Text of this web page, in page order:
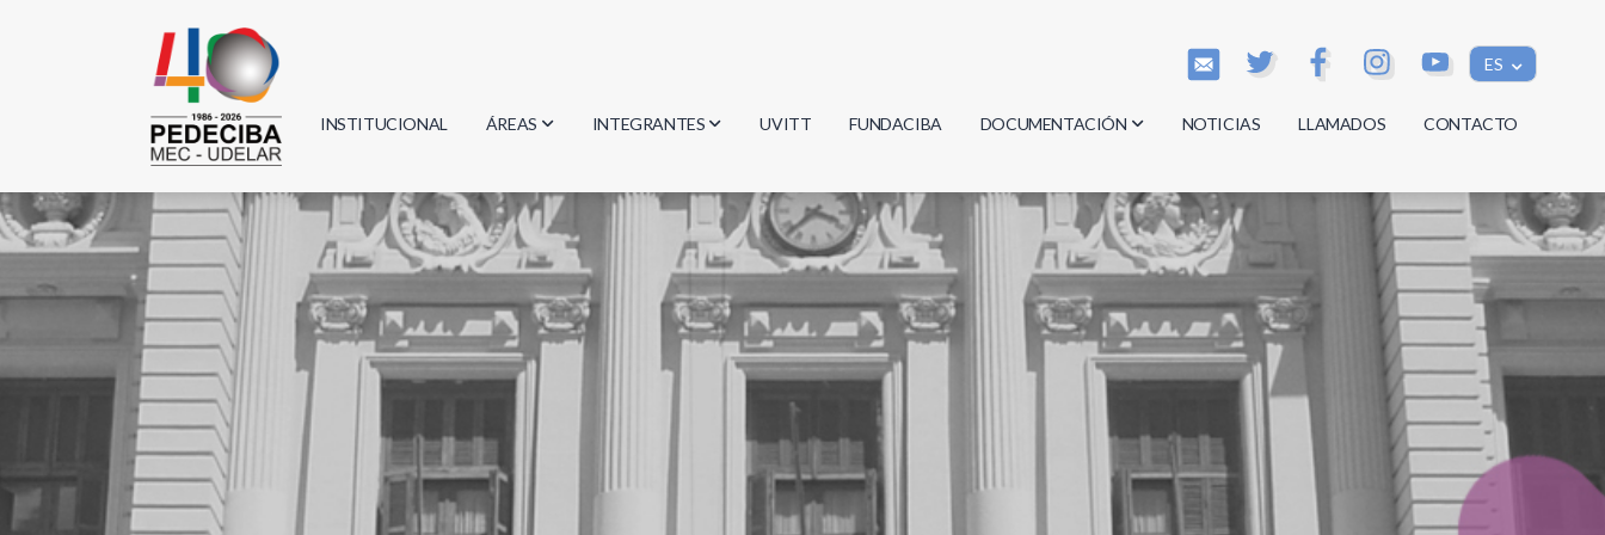
ES
INSTITUCIONAL ÁREAS
Biología
Física
Informática
Matemática
INTEGRANTES
Investigadores
Estudiantes
Egresados
UVITT FUNDACIBA DOCUMENTACIÓN
Actas
Reglamentos
Documentos
NOTICIAS LLAMADOS CONTACTO